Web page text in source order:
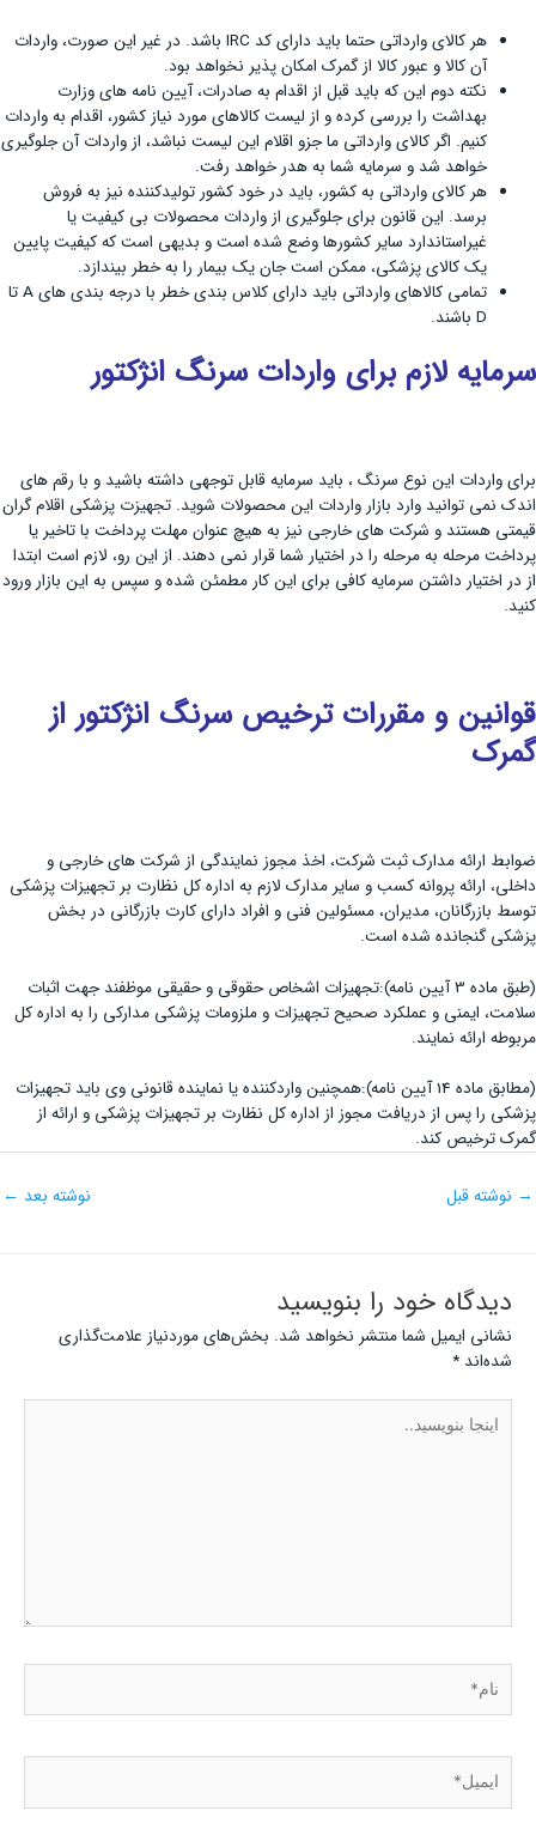
هر کالای وارداتی حتما باید دارای کد IRC باشد. در غیر این صورت، واردات
آن کالا و عبور کالا از گمرک امکان پذیر نخواهد بود.
نکته دوم این که باید قبل از اقدام به صادرات، آیین نامه های وزارت
بهداشت را بررسی کرده و از لیست کالاهای مورد نیاز کشور، اقدام به واردات
کنیم. اگر کالای وارداتی ما جزو اقلام این لیست نباشد، از واردات آن جلوگیری
خواهد شد و سرمایه شما به هدر خواهد رفت.
هر کالای وارداتی به کشور، باید در خود کشور تولیدکننده نیز به فروش
برسد. این قانون برای جلوگیری از واردات محصولات بی کیفیت یا
غیراستاندارد سایر کشورها وضع شده است و بدیهی است که کیفیت پایین
یک کالای پزشکی، ممکن است جان یک بیمار را به خطر بیندازد.
تمامی کالاهای وارداتی باید دارای کلاس بندی خطر با درجه بندی های A تا
D باشند.
سرمایه لازم برای واردات سرنگ انژکتور
برای واردات این نوع سرنگ ، باید سرمایه قابل توجهی داشته باشید و با رقم های
اندک نمی توانید وارد بازار واردات این محصولات شوید. تجهیزت پزشکی اقلام گران
قیمتی هستند و شرکت های خارجی نیز به هیچ عنوان مهلت پرداخت با تاخیر یا
پرداخت مرحله به مرحله را در اختیار شما قرار نمی دهند. از این رو، لازم است ابتدا
از در اختیار داشتن سرمایه کافی برای این کار مطمئن شده و سپس به این بازار ورود
کنید.
قوانین و مقررات ترخیص سرنگ انژکتور از
گمرک
ضوابط ارائه مدارک ثبت شرکت، اخذ مجوز نمایندگی از شرکت های خارجی و
داخلی، ارائه پروانه کسب و سایر مدارک لازم به اداره کل نظارت بر تجهیزات پزشکی
توسط بازرگانان، مدیران، مسئولین فنی و افراد دارای کارت بازرگانی در بخش
پزشکی گنجانده شده است.
(طبق ماده 3 آیین نامه):تجهیزات اشخاص حقوقی و حقیقی موظفند جهت اثبات
سلامت، ایمنی و عملکرد صحیح تجهیزات و ملزومات پزشکی مدارکی را به اداره کل
مربوطه ارائه نمایند.
(مطابق ماده 14 آیین نامه):همچنین واردکننده یا نماینده قانونی وی باید تجهیزات
پزشکی را پس از دریافت مجوز از اداره کل نظارت بر تجهیزات پزشکی و ارائه از
گمرک ترخیص کند.
→ نوشته قبل نوشته بعد ←
دیدگاه‌ خود را بنویسید
نشانی ایمیل شما منتشر نخواهد شد. بخش‌های موردنیاز علامت‌گذاری
شده‌اند*
بنویسید..